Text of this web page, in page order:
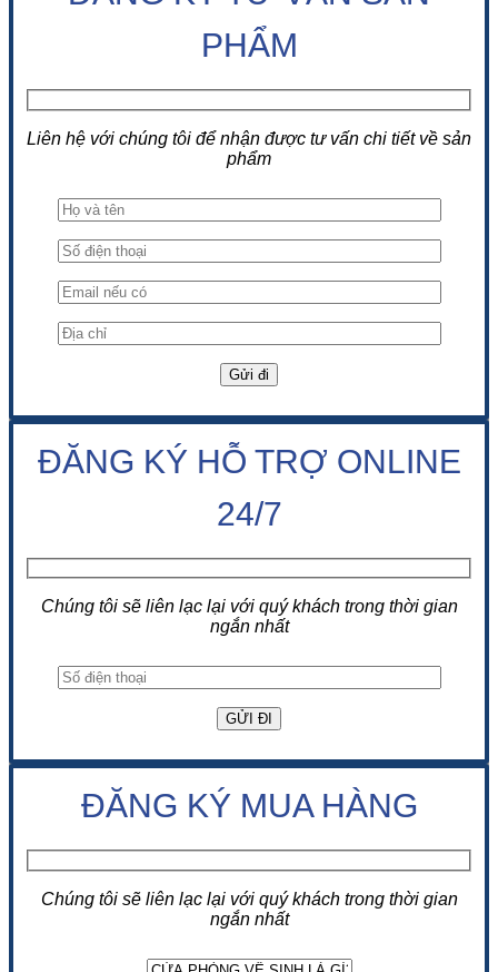
PHẨM
Liên hệ với chúng tôi để nhận được tư vấn chi tiết về sản
phẩm
ĐĂNG KÝ HỖ TRỢ ONLINE
24/7
Chúng tôi sẽ liên lạc lại với quý khách trong thời gian
ngắn nhất
ĐĂNG KÝ MUA HÀNG
Chúng tôi sẽ liên lạc lại với quý khách trong thời gian
ngắn nhất